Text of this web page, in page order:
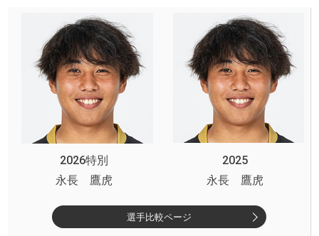
2026特別
2025
永長 鷹虎
永長 鷹虎
選手比較ページ